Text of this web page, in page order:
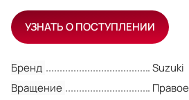
Бренд
Suzuki
Вращение
Правое
УЗНАТЬ О ПОСТУПЛЕНИИ